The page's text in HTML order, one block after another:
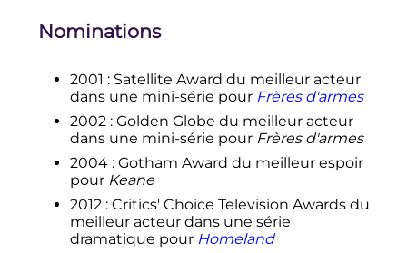
Nominations
2001 : Satellite Award du meilleur acteur
dans une mini-série pour Frères d'armes
2002 : Golden Globe du meilleur acteur
dans une mini-série pour Frères d'armes
2004 : Gotham Award du meilleur espoir
pour Keane
2012 : Critics' Choice Television Awards du
meilleur acteur dans une série
dramatique pour Homeland